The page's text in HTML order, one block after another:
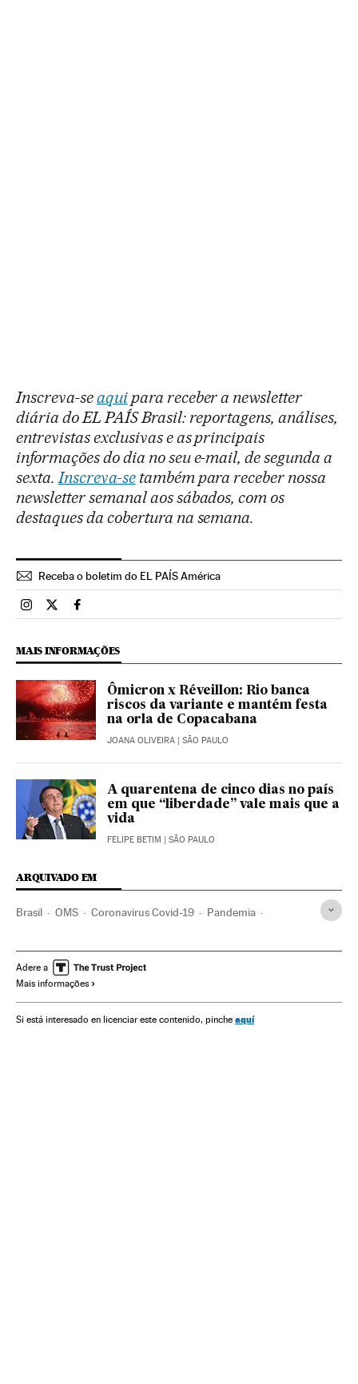
Inscreva-seaquipara receber a newsletter
diária do EL PAÍS Brasil: reportagens, análises,
entrevistas exclusivas e as principais
informações do dia no seu e-mail, de segunda a
sexta.Inscreva-setambém para receber nossa
newsletter semanal aos sábados, com os
destaques da cobertura na semana.
Receba o boletim do EL PAÍS América
Brasil El País Brasil en Instagram
Brasil El País Brasil en Twitter
Brasil El País Brasil en Facebook
MAIS INFORMAÇÕES
Ômicron x Réveillon: Rio banca
riscos da variante e mantém festa
na orla de Copacabana
JOANA OLIVEIRA | SÃO PAULO
A quarentena de cinco dias no país
em que “liberdade” vale mais que a
vida
FELIPE BETIM | SÃO PAULO
ARQUIVADO EM
Brasil OMS Coronavirus Covid-19 Pandemia
Ministério Saúde São Paulo
Porto Alegre
Adere a
Mais informações
Si está interesado en licenciar este contenido, pinche aquí